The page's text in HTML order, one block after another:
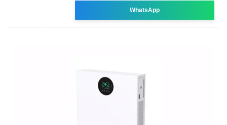
WhatsApp